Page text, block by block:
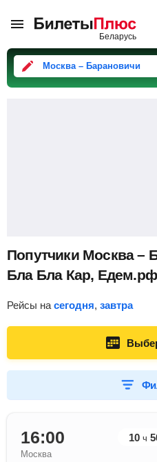
Москва – Барановичи
Попутчики Москва –
Бла Бла Кар,
Рейсы на сегодня, завтра
16:00 10 ч
Москва